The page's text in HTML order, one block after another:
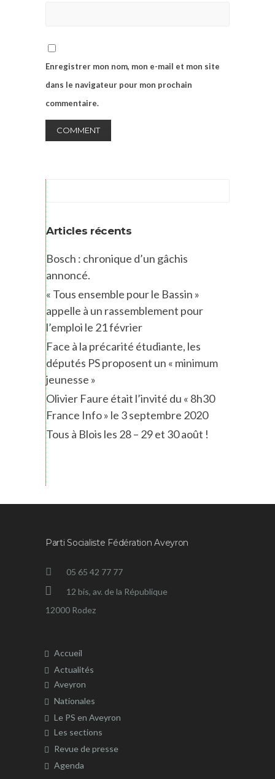
Enregistrer mon nom, mon e-mail et mon site
dans le navigateur pour mon prochain
commentaire.
Articles récents
Bosch : chronique d’un gâchis
annoncé.
« Tous ensemble pour le Bassin »
appelle à un rassemblement pour
l’emploi le 21 février
Face à la précarité étudiante, les
députés PS proposent un « minimum
jeunesse »
Olivier Faure était l’invité du « 8h30
France Info » le 3 septembre 2020
Tous à Blois les 28 – 29 et 30 août !
Parti Socialiste Fédération Aveyron
05 65 42 77 77
12 bis, av. de la République
12000 Rodez
Accueil
Actualités
Aveyron
Nationales
Le PS en Aveyron
Les sections
Revue de presse
Agenda